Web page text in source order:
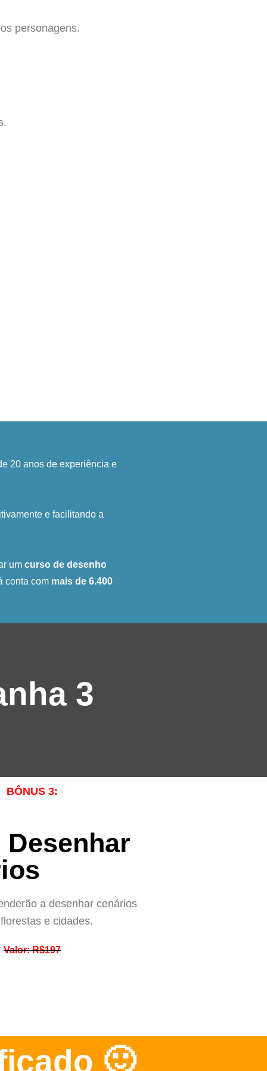
personagens.
20 anos de experiência e
e facilitando a
umcurso de desenho
conta commais de 6.400
3
BÔNUS 3:
Desenhar
a desenhar cenários
e cidades.
Valor: R$197
🙂